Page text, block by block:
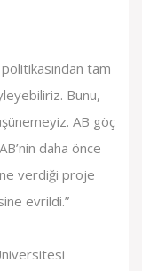
politikasından tam
Bunu,
AB göç
daha önce
verdiği proje
evrildi.”